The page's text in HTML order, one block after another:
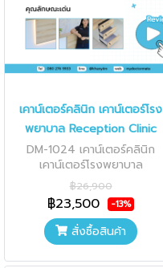
เคาน์เตอร์คลินิก เคาน์เตอร์โรง
พยาบาล Reception Clinic
DM-1024 เคาน์เตอร์คลินิก
เคาน์เตอร์โรงพยาบาล
฿26,900
฿23,500 -13%
สั่งซื้อสินค้า